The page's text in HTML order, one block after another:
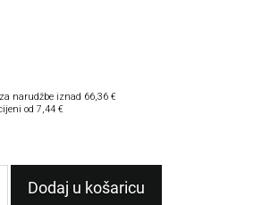
narudžbe iznad 66,36 €
od 7,44 €
Dodaj u košaricu